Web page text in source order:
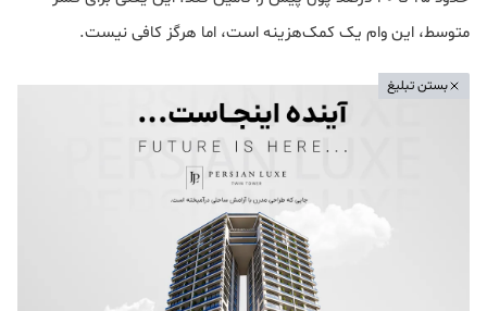
متوسط، این وام یک کمک‌هزینه است، اما هرگز کافی نیست.
بستن تبلیغ